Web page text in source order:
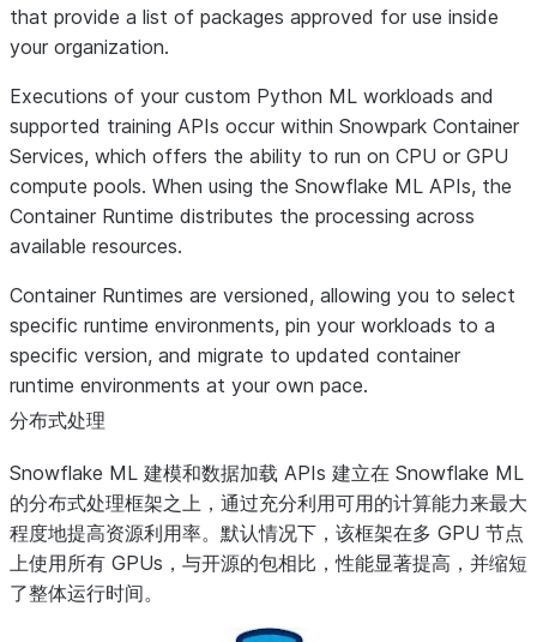
that provide a list of packages approved for use inside
your organization.
Executions of your custom Python ML workloads and
supported training APIs occur within Snowpark Container
Services, which offers the ability to run on CPU or GPU
compute pools. When using the Snowflake ML APIs, the
Container Runtime distributes the processing across
available resources.
Container Runtimes are versioned, allowing you to select
specific runtime environments, pin your workloads to a
specific version, and migrate to updated container
runtime environments at your own pace.
分布式处理
Snowflake ML 建模和数据加载 APIs 建立在 Snowflake ML
的分布式处理框架之上，通过充分利用可用的计算能力来最大
程度地提高资源利用率。默认情况下，该框架在多 GPU 节点
上使用所有 GPUs，与开源的包相比，性能显著提高，并缩短
了整体运行时间。